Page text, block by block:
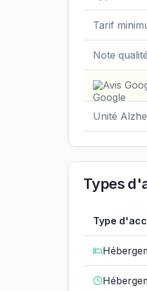
Tarif
Note
Avis
Unité
Types
Type